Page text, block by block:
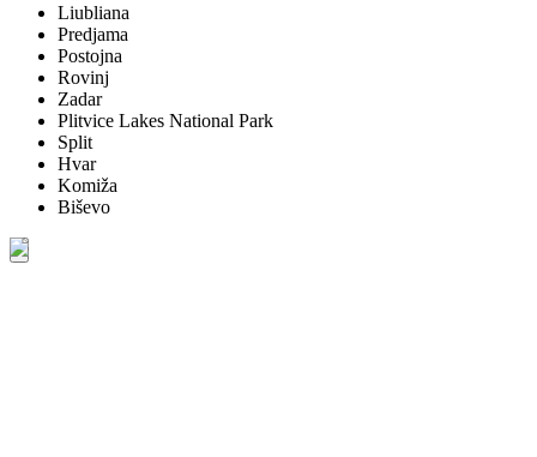
Liubliana
Predjama
Postojna
Rovinj
Zadar
Plitvice Lakes National Park
Split
Hvar
Komiža
Biševo